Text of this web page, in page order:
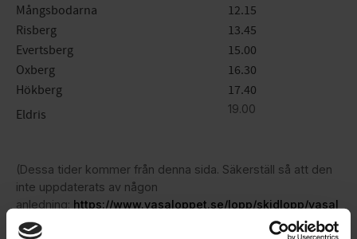
Mångsbodarna
12.15
Risberg
13.45
Evertsberg
15.00
Oxberg
16.30
Hökberg
17.40
Eldris
19.00
(Dessa tider kommer från denna sida. Säkerställ så att den
inte uppdaterats av någon
anledning: https://www.vasaloppet.se/lopp/skidlopp/vasal
oppet/om/under/